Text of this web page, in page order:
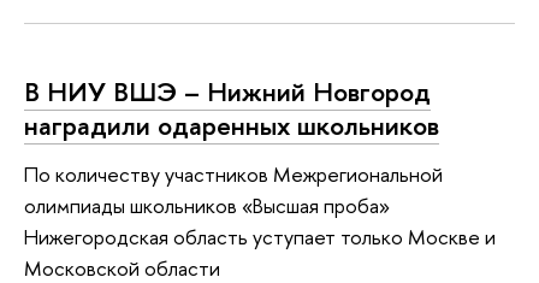
В НИУ ВШЭ – Нижний Новгород
наградили одаренных школьников
По количеству участников Межрегиональной
олимпиады школьников «Высшая проба»
Нижегородская область уступает только Москве и
Московской области